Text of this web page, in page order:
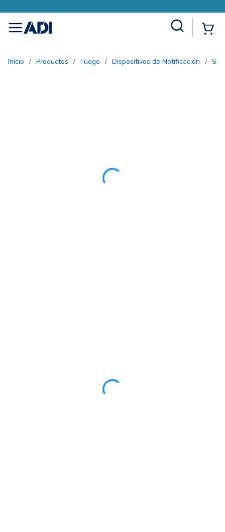
menu
Inicio / Productos / Fuego / Dispositivos de Notificación /